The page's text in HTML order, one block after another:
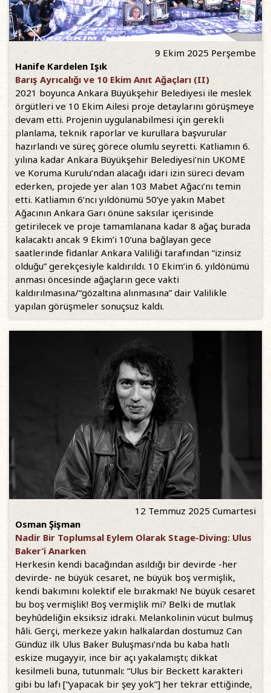
9 Ekim 2025 Perşembe
Hanife Kardelen Işık
Barış Ayrıcalığı ve 10 Ekim Anıt Ağaçları (II)
2021 boyunca Ankara Büyükşehir Belediyesi ile meslek
örgütleri ve 10 Ekim Ailesi proje detaylarını görüşmeye
devam etti. Projenin uygulanabilmesi için gerekli
planlama, teknik raporlar ve kurullara başvurular
hazırlandı ve süreç görece olumlu seyretti. Katliamın 6.
yılına kadar Ankara Büyükşehir Belediyesi’nin UKOME
ve Koruma Kurulu’ndan alacağı idari izin süreci devam
ederken, projede yer alan 103 Mabet Ağacı’nı temin
etti. Katliamın 6’ncı yıldönümü 50’ye yakın Mabet
Ağacının Ankara Garı önüne saksılar içerisinde
getirilecek ve proje tamamlanana kadar 8 ağaç burada
kalacaktı ancak 9 Ekim’i 10’una bağlayan gece
saatlerinde fidanlar Ankara Valiliği tarafından “izinsiz
olduğu” gerekçesiyle kaldırıldı. 10 Ekim’in 6. yıldönümü
anması öncesinde ağaçların gece vakti
kaldırılmasına/“gözaltına alınmasına” dair Valilikle
yapılan görüşmeler sonuçsuz kaldı.
12 Temmuz 2025 Cumartesi
Osman Şişman
Nadir Bir Toplumsal Eylem Olarak Stage-Diving: Ulus
Baker’i Anarken
Herkesin kendi bacağından asıldığı bir devirde -her
devirde- ne büyük cesaret, ne büyük boş vermişlik,
kendi bakımını kolektif ele bırakmak! Ne büyük cesaret
bu boş vermişlik! Boş vermişlik mi? Belki de mutlak
beyhûdeliğin eksiksiz idraki. Melankolinin vücut bulmuş
hâli. Gerçi, merkeze yakın halkalardan dostumuz Can
Gündüz ilk Ulus Baker Buluşması’nda bu kaba hatlı
eskize mugayyir, ince bir açı yakalamıştı; dikkat
kesilmeli buna, tutunmalı: “Ulus bir Beckett karakteri
gibi bu lafı [“yapacak bir şey yok”] her tekrar ettiğinde,